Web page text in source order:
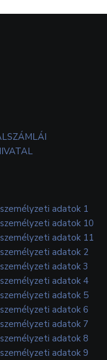
adatok 1
adatok 10
adatok 11
adatok 2
adatok 3
adatok 4
adatok 5
adatok 6
adatok 7
adatok 8
adatok 9